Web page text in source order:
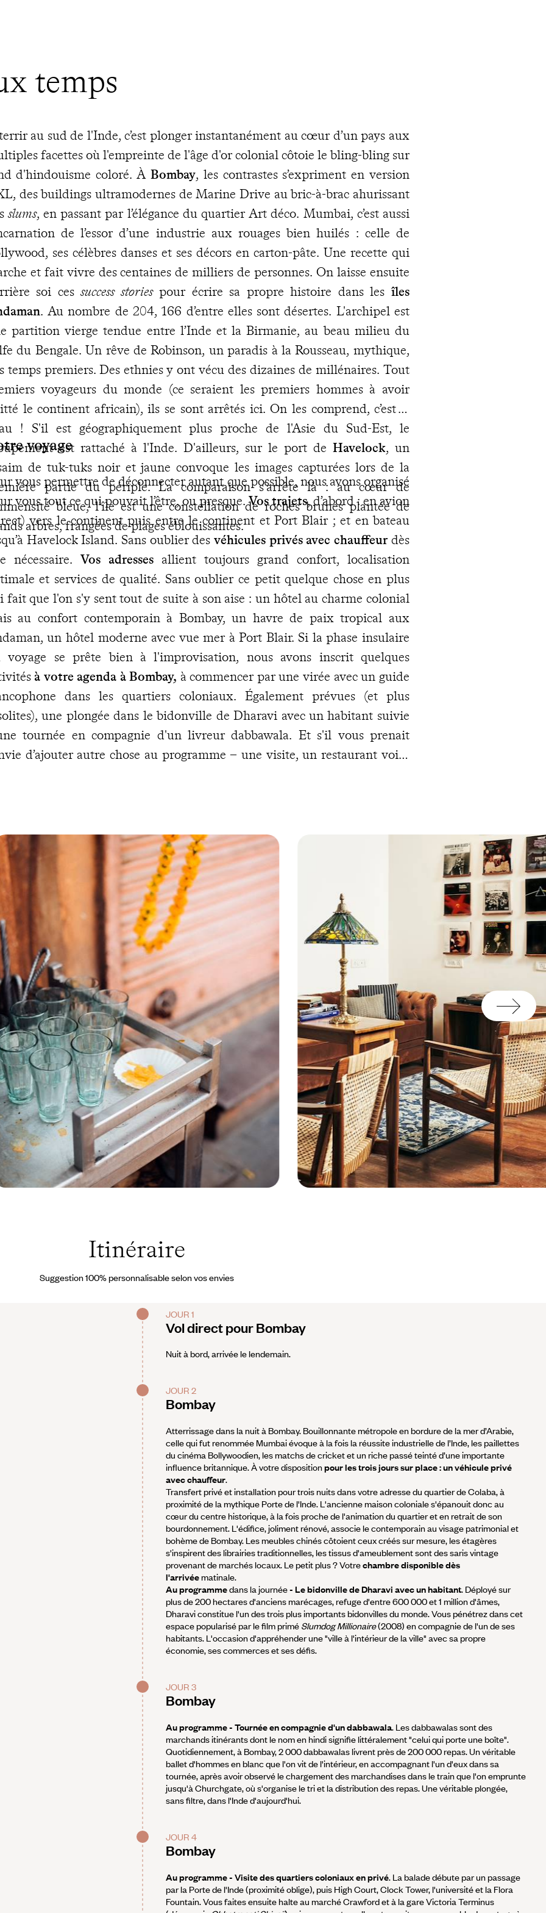
temps
au sud de l'Inde, c’est plonger instantanément au cœur d’un pays aux
facettes où l'empreinte de l'âge d'or colonial côtoie le bling-bling sur
d'hindouisme coloré. À Bombay, les contrastes s’expriment en version
des buildings ultramodernes de Marine Drive au bric-à-brac ahurissant
slums, en passant par l’élégance du quartier Art déco. Mumbai, c’est aussi
de l’essor d’une industrie aux rouages bien huilés : celle de
ses célèbres danses et ses décors en carton-pâte. Une recette qui
et fait vivre des centaines de milliers de personnes. On laisse ensuite
soi ces success storiespour écrire sa propre histoire dans les îles
. Au nombre de 204, 166 d’entre elles sont désertes. L'archipel est
partition vierge tendue entre l’Inde et la Birmanie, au beau milieu du
du Bengale. Un rêve de Robinson, un paradis à la Rousseau, mythique,
temps premiers. Des ethnies y ont vécu des dizaines de millénaires. Tout
voyageurs du monde (ce seraient les premiers hommes à avoir
le continent africain), ils se sont arrêtés ici. On les comprend, c’est si
! S'il est géographiquement plus proche de l'Asie du Sud-Est, le
est rattaché à l'Inde. D'ailleurs, sur le port de Havelock, un
de tuk-tuks noir et jaune convoque les images capturées lors de la
partie du périple. La comparaison s'arrête là : au cœur de
bleue, l'île est une constellation de roches brunes plantée de
arbres, frangées de plages éblouissantes.
voyage
vous permettre de déconnecter autant que possible, nous avons organisé
vous tout ce qui pouvait l’être, ou presque.Vos trajets, d’abord : en avion
vers le continent puis entre le continent et Port Blair ; et en bateau
Havelock Island. Sans oublier des véhicules privés avec chauffeurdès
nécessaire. Vos adressesallient toujours grand confort, localisation
et services de qualité. Sans oublier ce petit quelque chose en plus
fait que l'on s'y sent tout de suite à son aise : un hôtel au charme colonial
au confort contemporain à Bombay, un havre de paix tropical aux
un hôtel moderne avec vue mer à Port Blair. Si la phase insulaire
voyage se prête bien à l'improvisation, nous avons inscrit quelques
à votre agenda à Bombay, à commencer par une virée avec un guide
dans les quartiers coloniaux. Également prévues (et plus
une plongée dans le bidonville de Dharavi avec un habitant suivie
tournée en compagnie d'un livreur dabbawala. Et s'il vous prenait
d’ajouter autre chose au programme – une visite, un restaurant voire
Itinéraire
Suggestion 100% personnalisable selon vos envies
JOUR 1
Vol direct pour Bombay
Nuit à bord, arrivée le lendemain.
JOUR 2
Bombay
Atterrissage dans la nuit à Bombay. Bouillonnante métropole en bordure de la mer d’Arabie,
celle qui fut renommée Mumbai évoque à la fois la réussite industrielle de l’Inde, les paillettes
du cinéma Bollywoodien, les matchs de cricket et un riche passé teinté d’une importante
influence britannique. À votre dispositionpour les trois jours sur place : un véhicule privé
avec chauffeur.
Transfert privé et installation pour trois nuits dans votre adresse du quartier de Colaba, à
proximité de la mythique Porte de l'Inde. L'ancienne maison coloniale s'épanouit donc au
cœur du centre historique, à la fois proche de l'animation du quartier et en retrait de son
bourdonnement. L'édifice, joliment rénové, associe le contemporain au visage patrimonial et
bohème de Bombay. Les meubles chinés côtoient ceux créés sur mesure, les étagères
s'inspirent des librairies traditionnelles, les tissus d'ameublement sont des saris vintage
provenant de marchés locaux. Le petit plus ? Votrechambre disponible dès
l'arrivéematinale.
Au programmedans la journée- Le bidonville de Dharavi avec un habitant. Déployé sur
plus de 200 hectares d'anciens marécages, refuge d'entre 600 000 et 1 million d'âmes,
Dharavi constitue l'un des trois plus importants bidonvilles du monde. Vous pénétrez dans cet
espace popularisé par le film primé Slumdog Millionaire(2008) en compagnie de l'un de ses
habitants. L'occasion d'appréhender une "ville à l'intérieur de la ville" avec sa propre
économie, ses commerces et ses défis.
JOUR 3
Bombay
Au programme - Tournée en compagnie d'un dabbawala. Les dabbawalas sont des
marchands itinérants dont le nom en hindi signifie littéralement "celui qui porte une boîte".
Quotidiennement, à Bombay, 2 000 dabbawalas livrent près de 200 000 repas. Un véritable
ballet d'hommes en blanc que l'on vit de l'intérieur, en accompagnant l'un d'eux dans sa
tournée, après avoir observé le chargement des marchandises dans le train que l'on emprunte
jusqu'à Churchgate, où s'organise le tri et la distribution des repas. Une véritable plongée,
sans filtre, dans l'Inde d'aujourd'hui.
JOUR 4
Bombay
Au programme - Visite des quartiers coloniaux en privé. La balade débute par un passage
par la Porte de l'Inde (proximité oblige), puis High Court, Clock Tower, l'université et la Flora
Fountain. Vous faites ensuite halte au marché Crawford et à la gare Victoria Terminus